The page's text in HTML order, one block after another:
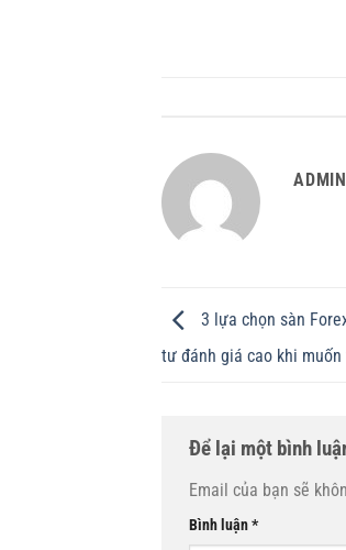
ADMIN
3 lựa chọn sàn
tư đánh giá cao khi
Để lại một bình
Email của bạn sẽ
Bình luận*